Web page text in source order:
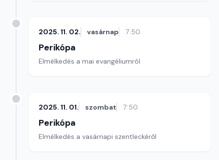
2025. 11. 02. vasárnap 7:50
Perikópa
Elmélkedés a mai evangéliumról
2025. 11. 01. szombat 7:50
Perikópa
Elmélkedés a vasárnapi szentleckéről